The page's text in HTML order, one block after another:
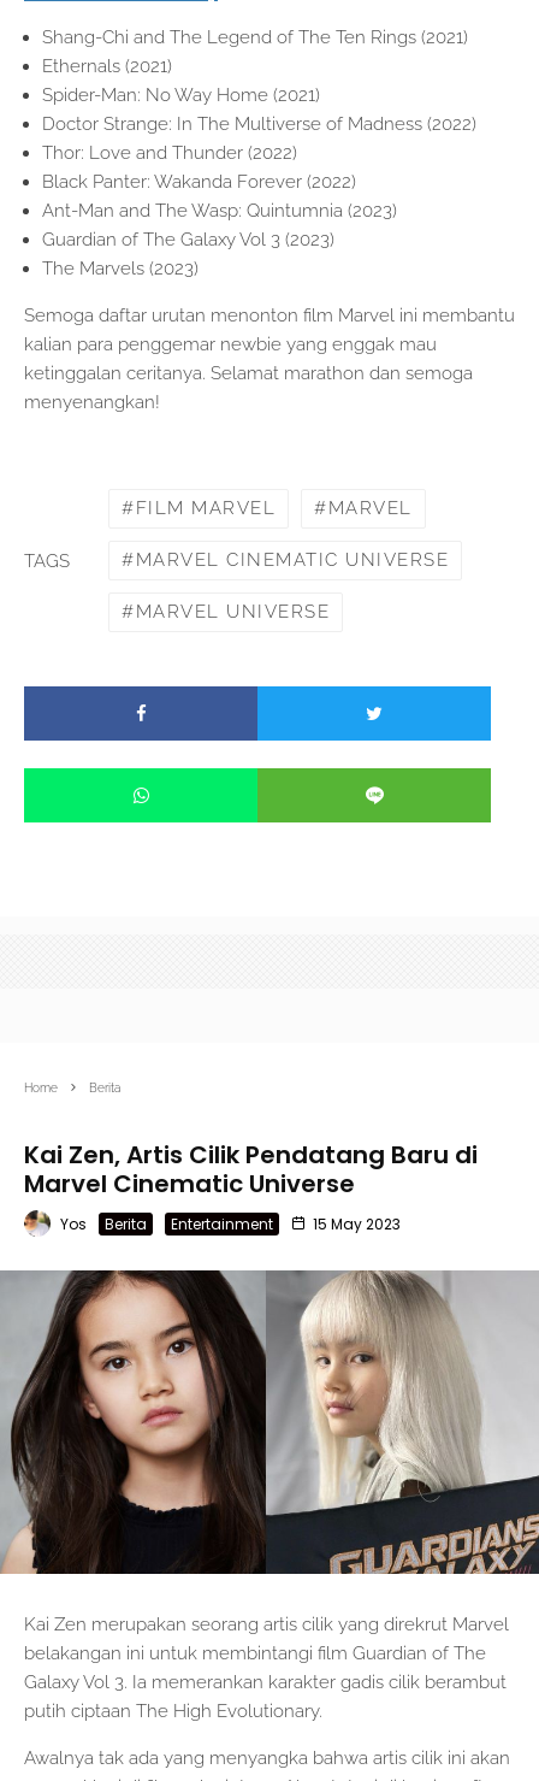
Shang-Chi and The Legend of The Ten Rings (2021)
Ethernals (2021)
Spider-Man: No Way Home (2021)
Doctor Strange: In The Multiverse of Madness (2022)
Thor: Love and Thunder (2022)
Black Panter: Wakanda Forever (2022)
Ant-Man and The Wasp: Quintumnia (2023)
Guardian of The Galaxy Vol 3 (2023)
The Marvels (2023)
Semoga daftar urutan menonton film Marvel ini membantu
kalian para penggemar newbie yang enggak mau
ketinggalan ceritanya. Selamat marathon dan semoga
menyenangkan!
TAGS
FILM MARVEL MARVEL
MARVEL CINEMATIC UNIVERSE
MARVEL UNIVERSE
Home Berita
Kai Zen, Artis Cilik Pendatang Baru di
Marvel Cinematic Universe
Yos Berita Entertainment 15 May 2023
Kai Zen merupakan seorang artis cilik yang direkrut Marvel
belakangan ini untuk membintangi film Guardian of The
Galaxy Vol 3. Ia memerankan karakter gadis cilik berambut
putih ciptaan The High Evolutionary.
Awalnya tak ada yang menyangka bahwa artis cilik ini akan